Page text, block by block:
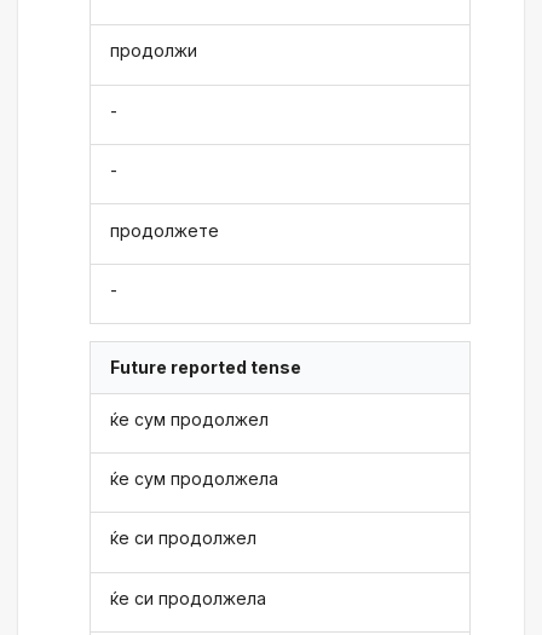
продолжи
-
-
продолжете
-
Future reported tense
ќе сум продолжел
ќе сум продолжела
ќе си продолжел
ќе си продолжела